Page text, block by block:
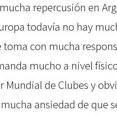
repercusión en
todavía no hay
con mucha
mucho a nivel
Mundial de Clubes y
ansiedad de que